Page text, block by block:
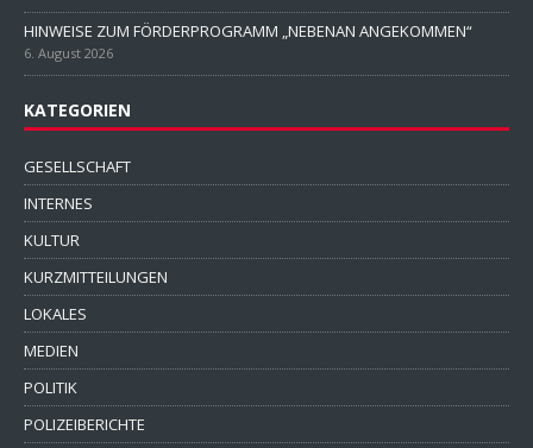
HINWEISE ZUM FÖRDERPROGRAMM „NEBENAN ANGEKOMMEN“
6. August 2026
KATEGORIEN
GESELLSCHAFT
INTERNES
KULTUR
KURZMITTEILUNGEN
LOKALES
MEDIEN
POLITIK
POLIZEIBERICHTE